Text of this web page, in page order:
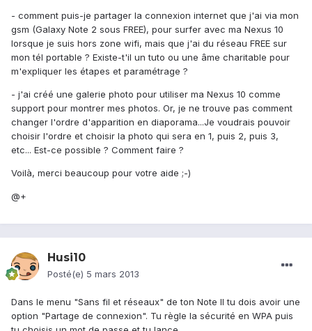
- comment puis-je partager la connexion internet que j'ai via mon
gsm (Galaxy Note 2 sous FREE), pour surfer avec ma Nexus 10
lorsque je suis hors zone wifi, mais que j'ai du réseau FREE sur
mon tél portable ? Existe-t'il un tuto ou une âme charitable pour
m'expliquer les étapes et paramétrage ?
- j'ai créé une galerie photo pour utiliser ma Nexus 10 comme
support pour montrer mes photos. Or, je ne trouve pas comment
changer l'ordre d'apparition en diaporama...Je voudrais pouvoir
choisir l'ordre et choisir la photo qui sera en 1, puis 2, puis 3,
etc... Est-ce possible ? Comment faire ?
Voilà, merci beaucoup pour votre aide ;-)
@+
Husi10
Posté(e) 5 mars 2013
Dans le menu "Sans fil et réseaux" de ton Note II tu dois avoir une
option "Partage de connexion". Tu règle la sécurité en WPA puis